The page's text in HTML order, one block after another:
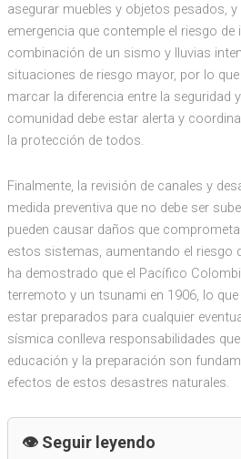
asegurar muebles y objetos pesados, y
emergencia que contemple el riesgo de
combinación de un sismo y lluvias
situaciones de riesgo mayor, por lo
marcar la diferencia entre la seguridad
comunidad debe estar alerta y
la protección de todos.
Finalmente, la revisión de canales y
medida preventiva que no debe ser
pueden causar daños que
estos sistemas, aumentando el riesgo
ha demostrado que el Pacífico
terremoto y un tsunami en 1906, lo
estar preparados para cualquier
sísmica conlleva responsabilidades
educación y la preparación son
efectos de estos desastres naturales.
Seguir leyendo